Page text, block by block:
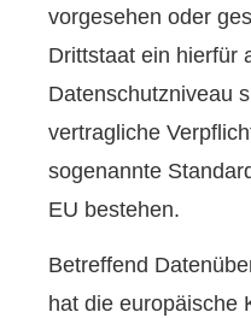
vorgesehen oder
Drittstaat ein hierfür
Datenschutzniveau
vertragliche
sogenannte
EU bestehen.
Betreffend
hat die europäische